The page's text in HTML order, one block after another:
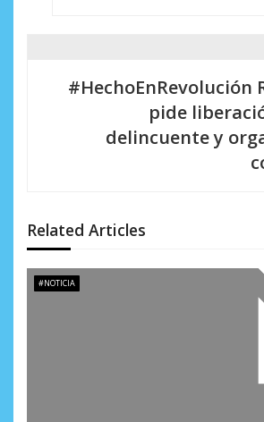
n
d
e
#HechoEnRevolución
pide
delincuente y
Related Articles
#NOTICIA